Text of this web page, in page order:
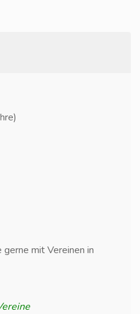
mit Vereinen in